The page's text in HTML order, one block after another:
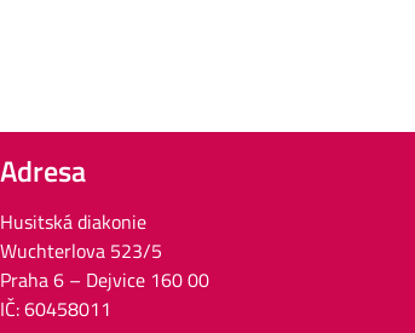
Adresa
Husitská diakonie
Wuchterlova 523/5
Praha 6 – Dejvice 160 00
IČ: 60458011